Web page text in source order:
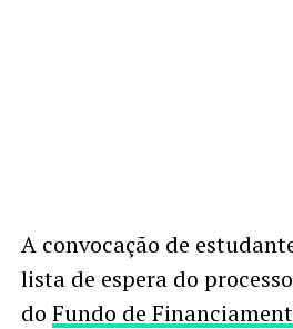
A convocação de
lista de espera do
do Fundo de